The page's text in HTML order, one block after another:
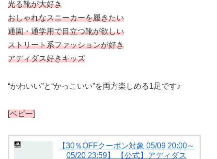
光る靴が大好き
おしゃれなスニーカーを履きたい
通園・通学用で目立つ靴が欲しい
ストリート系ファッションが好き
アディダス好きキッズ
“かわいい”と“かっこいい”を両方楽しめる1足です♪
[ベビー]
【30％OFFクーポン対象 05/09 20:00～
05/20 23:59】 【公式】アディダス